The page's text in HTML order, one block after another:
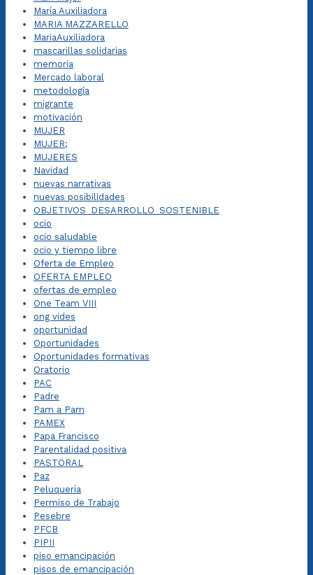
María Auxiliadora
MARIA MAZZARELLO
MariaAuxiliadora
mascarillas solidarias
memoria
Mercado laboral
metodología
migrante
motivación
MUJER
MUJER;
MUJERES
Navidad
nuevas narrativas
nuevas posibilidades
OBJETIVOS_DESARROLLO_SOSTENIBLE
ocio
ocio saludable
ocio y tiempo libre
Oferta de Empleo
OFERTA EMPLEO
ofertas de empleo
One Team VIII
ong vides
oportunidad
Oportunidades
Oportunidades formativas
Oratorio
PAC
Padre
Pam a Pam
PAMEX
Papa Francisco
Parentalidad positiva
PASTORAL
Paz
Peluquería
Permiso de Trabajo
Pesebre
PFCB
PIPII
piso emancipación
pisos de emancipación